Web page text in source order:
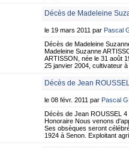
Décès de Madeleine
le 19 mars 2011 par Pascal
Décès de Madeleine
Madeleine Suzanne
ARTISSON, née le 31 août
25 janvier 2004, cultivateur
Décès de Jean
le 08 févr. 2011 par Pascal
Décès de Jean ROUSSEL
Honoraire Nous venons
Ses obsèques seront
1924 à Senon. Exploitant